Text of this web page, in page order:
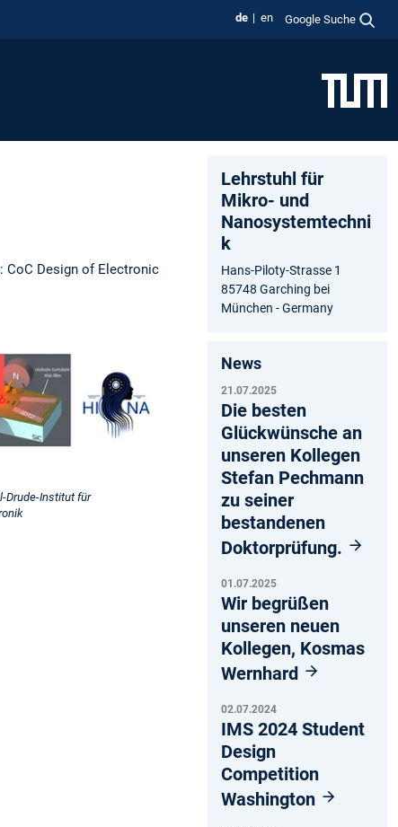
de en Google Suche
CoC Design of Electronic
Drude-Institut für
Lehrstuhl für
Mikro- und
Nanosystemtechni
k
Hans-Piloty-Strasse 1
85748 Garching bei
München - Germany
News
21.07.2025
Die besten
Glückwünsche an
unseren Kollegen
Stefan Pechmann
zu seiner
bestandenen
Doktorprüfung.
01.07.2025
Wir begrüßen
unseren neuen
Kollegen, Kosmas
Wernhard
02.07.2024
IMS 2024 Student
Design
Competition
Washington